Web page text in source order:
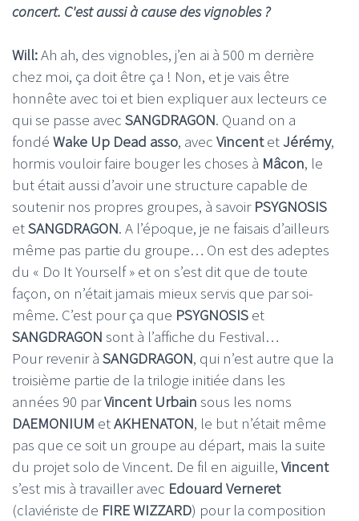
concert. C'est aussi à cause des vignobles ?
Will:Ah ah, des vignobles, j’en ai à 500 m derrière
chez moi, ça doit être ça ! Non, et je vais être
honnête avec toi et bien expliquer aux lecteurs ce
qui se passe avec SANGDRAGON. Quand on a
fondé Wake Up Dead asso, avec VincentetJérémy,
hormis vouloir faire bouger les choses à Mâcon, le
but était aussi d’avoir une structure capable de
soutenir nos propres groupes, à savoir PSYGNOSIS
etSANGDRAGON. A l’époque, je ne faisais d’ailleurs
même pas partie du groupe… On est des adeptes
du « Do It Yourself » et on s’est dit que de toute
façon, on n’était jamais mieux servis que par soi-
même. C’est pour ça que PSYGNOSIS et
SANGDRAGON sont à l’affiche du Festival…
Pour revenir à SANGDRAGON, qui n’est autre que la
troisième partie de la trilogie initiée dans les
années 90 parVincent Urbain sous les noms
DAEMONIUM etAKHENATON, le but n’était même
pas que ce soit un groupe au départ, mais la suite
du projet solo de Vincent. De fil en aiguille, Vincent
s’est mis à travailler avec Edouard Verneret
(claviériste de FIRE WIZZARD) pour la composition